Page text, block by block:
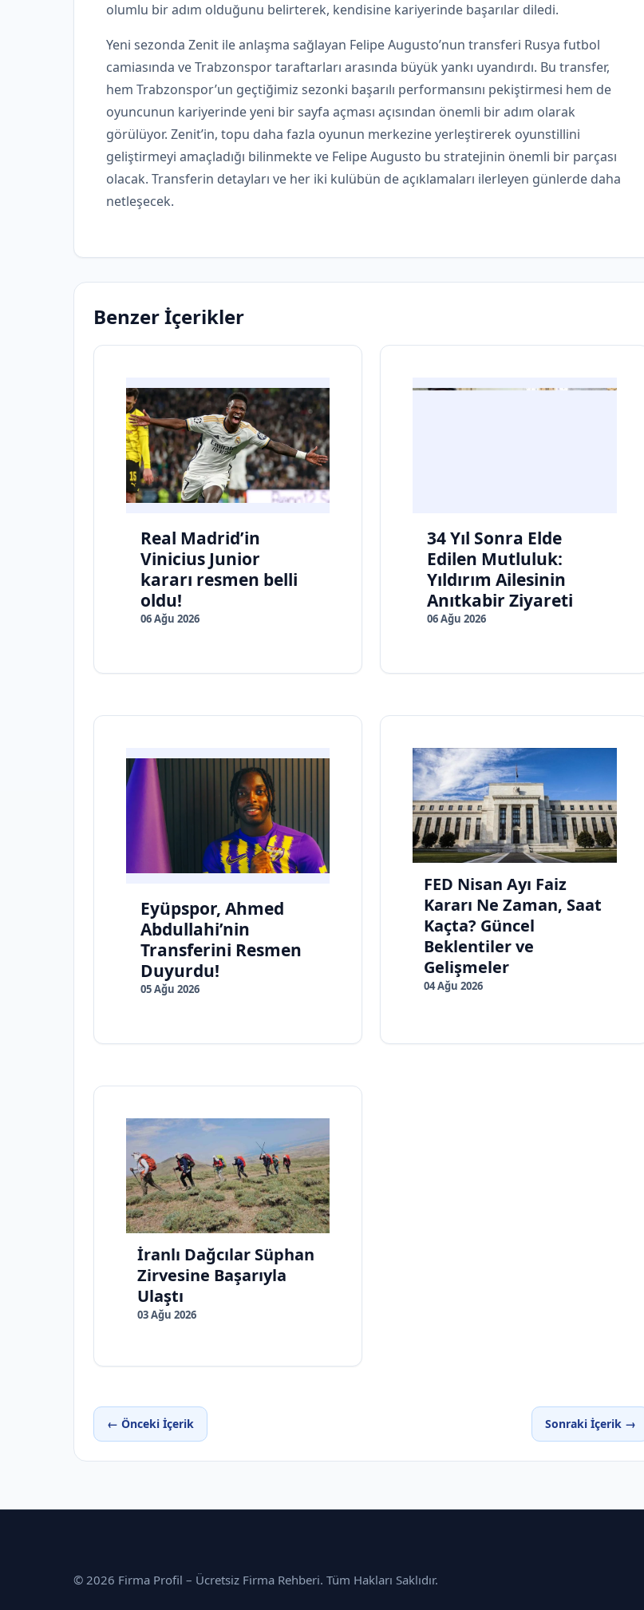
olumlu bir adım olduğunu belirterek, kendisine kariyerinde başarılar diledi.
Yeni sezonda Zenit ile anlaşma sağlayan Felipe Augusto’nun transferi Rusya futbol
camiasında ve Trabzonspor taraftarları arasında büyük yankı uyandırdı. Bu transfer,
hem Trabzonspor’un geçtiğimiz sezonki başarılı performansını pekiştirmesi hem de
oyuncunun kariyerinde yeni bir sayfa açması açısından önemli bir adım olarak
görülüyor. Zenit’in, topu daha fazla oyunun merkezine yerleştirerek oyunstillini
geliştirmeyi amaçladığı bilinmekte ve Felipe Augusto bu stratejinin önemli bir parçası
olacak. Transferin detayları ve her iki kulübün de açıklamaları ilerleyen günlerde daha
netleşecek.
Benzer İçerikler
Real Madrid’in
Vinicius Junior
kararı resmen belli
oldu!
06 Ağu 2026
34 Yıl Sonra Elde
Edilen Mutluluk:
Yıldırım Ailesinin
Anıtkabir Ziyareti
06 Ağu 2026
Eyüpspor, Ahmed
Abdullahi’nin
Transferini Resmen
Duyurdu!
05 Ağu 2026
FED Nisan Ayı Faiz
Kararı Ne Zaman, Saat
Kaçta? Güncel
Beklentiler ve
Gelişmeler
04 Ağu 2026
İranlı Dağcılar Süphan
Zirvesine Başarıyla
Ulaştı
03 Ağu 2026
← Önceki İçerik Sonraki İçerik →
© 2026 Firma Profil – Ücretsiz Firma Rehberi. Tüm Hakları Saklıdır.